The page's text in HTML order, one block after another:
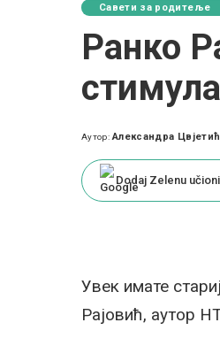
Савети за родитеље
Ранко
Posted
Аутор: Александра Цвјетић
Dodaj Zelenu
Увек имате
Рајовић, аутор